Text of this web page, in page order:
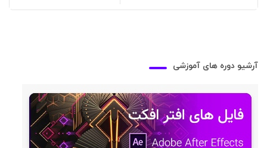
آرشیو دوره های آموزشی